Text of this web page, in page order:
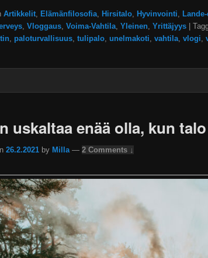
Artikkelit Elämänfilosofia Hirsitalo Hyvinvointi
Vloggaus Voima-Vahtila Yleinen Yrittäjyys
paloturvallisuus tulipalo unelmakoti vahtila vlogi
uskaltaa enää olla, kun
26.2.2021 by Milla — 2 Comments ↓